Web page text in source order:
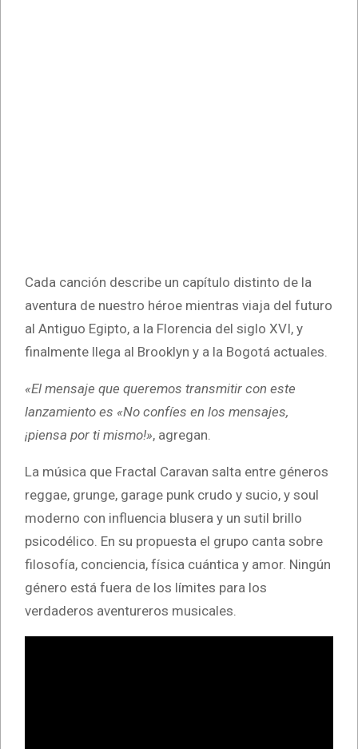
Cada canción describe un capítulo distinto de la
aventura de nuestro héroe mientras viaja del futuro
al Antiguo Egipto, a la Florencia del siglo XVI, y
finalmente llega al Brooklyn y a la Bogotá actuales.
«El mensaje que queremos transmitir con este
lanzamiento es «No confíes en los mensajes,
¡piensa por ti mismo!», agregan.
La música que Fractal Caravan salta entre géneros
reggae, grunge, garage punk crudo y sucio, y soul
moderno con influencia blusera y un sutil brillo
psicodélico. En su propuesta el grupo canta sobre
filosofía, conciencia, física cuántica y amor. Ningún
género está fuera de los límites para los
verdaderos aventureros musicales.